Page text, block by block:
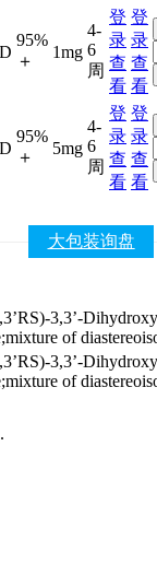
95%
＋
1mg
4-
6
周
登
录
查
看
登
录
查
看
95%
＋
5mg
4-
6
周
登
录
查
看
登
录
查
看
大包装询盘
3,3’-
of
3,3’-
of